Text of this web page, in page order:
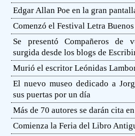
Edgar Allan Poe en la gran
Comenzó el Festival Letra
Se presentó Compañeros de
surgida desde los blogs de
Murió el escritor Leónidas
El nuevo museo dedicado a
sus puertas por un día
Más de 70 autores se darán cita
Comienza la Feria del Libro